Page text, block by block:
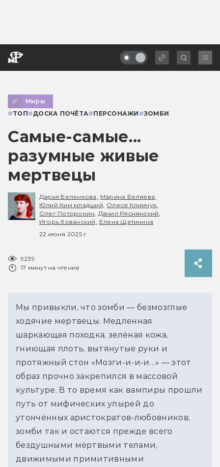
Миры
#ТОП#ДОСКА ПОЧЁТА#ПЕРСОНАЖИ #ЗОМБИ
Самые-самые...
разумные живые
мертвецы
Дарья Беленкова,
Марина Беляева,
Юлий Ким младший, Олеся Климчук,
Олег Поторокин,
Данил Ряснянский,
Игорь Хованский,
Елена Щетинина
22 июня 2025 г.
9239
17 минут на чтение
Мы привыкли, что зомби — безмозглые
ходячие мертвецы. Медленная
шаркающая походка, зелёная кожа,
гниющая плоть, вытянутые руки и
протяжный стон «Мозги-и-и-и…» — этот
образ прочно закрепился в массовой
культуре. В то время как вампиры прошли
путь от мифических упырей до
утончённых аристократов-любовников,
зомби так и остаются прежде всего
бездушными мёртвыми телами,
движимыми примитивными